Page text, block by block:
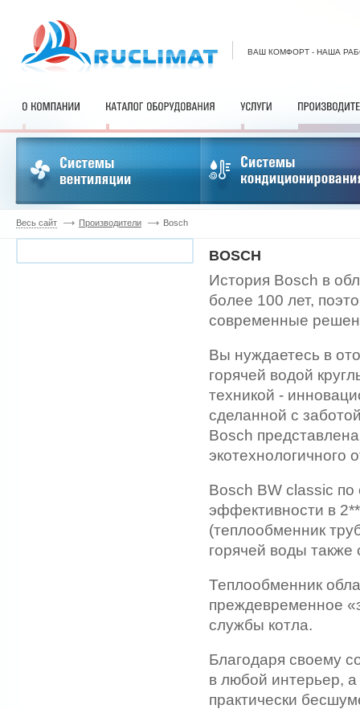
ВАШ КОМФОРТ - НАША
Весь сайт Производители Bosch
BOSCH
История Bosch в
более 100 лет,
современные
Вы нуждаетесь в
горячей водой
техникой -
сделанной с
Bosch
экотехнологичного
Bosch BW classic по
эффективности в
(теплообменник
горячей воды также
Теплообменник
преждевременное
службы котла.
Благодаря своему
в любой интерьер,
практически